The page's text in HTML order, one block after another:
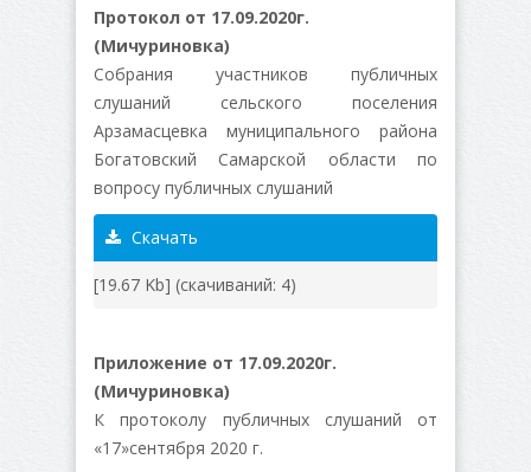
Протокол от 17.09.2020г.
(Мичуриновка)
Собрания участников публичных
слушаний сельского поселения
Арзамасцевка муниципального района
Богатовский Самарской области по
вопросу публичных слушаний
Скачать
[19.67 Kb] (cкачиваний: 4)
Приложение от 17.09.2020г.
(Мичуриновка)
К протоколу публичных слушаний от
«17»сентября 2020 г.